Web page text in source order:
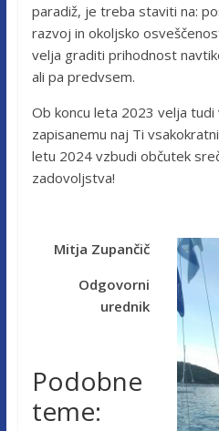
paradiž, je treba staviti na:
razvoj in okoljsko
velja graditi prihodnost
ali pa predvsem.
Ob koncu leta 2023 velja tudi
zapisanemu naj Ti
letu 2024 vzbudi občutek
zadovoljstva!
Mitja Zupančič
Odgovorni
urednik
Podobne
teme: